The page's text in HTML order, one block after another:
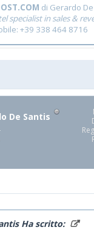
di Gerardo
specialist in sales &
+39 338 464 8716
De Santis
Ha scritto: